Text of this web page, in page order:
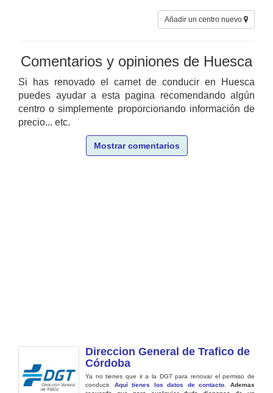
Añadir un centro nuevo
Comentarios y opiniones de Huesca
Si has renovado el carnet de conducir en Huesca
puedes ayudar a esta pagina recomendando algún
centro o simplemente proporcionando información de
precio... etc.
Mostrar comentarios
Direccion General de Trafico de
Córdoba
Ya no tienes que ir a la DGT para renovar el permiso de
conducir. Aquí tienes los datos de contacto .Ademas